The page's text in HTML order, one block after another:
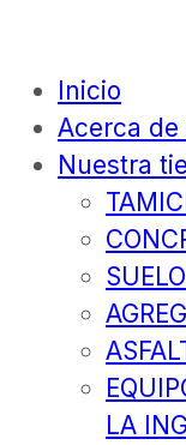
Inicio
Acerca de
Nuestra
LA